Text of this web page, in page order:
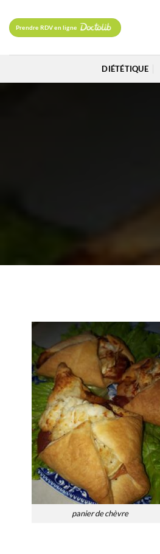
contenu
Prendre RDV en ligne
DIÉTÉTIQUE
panier de chèvre